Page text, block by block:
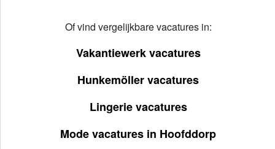
Of vind vergelijkbare vacatures in:
Vakantiewerk vacatures
Hunkemöller vacatures
Lingerie vacatures
Mode vacatures in Hoofddorp